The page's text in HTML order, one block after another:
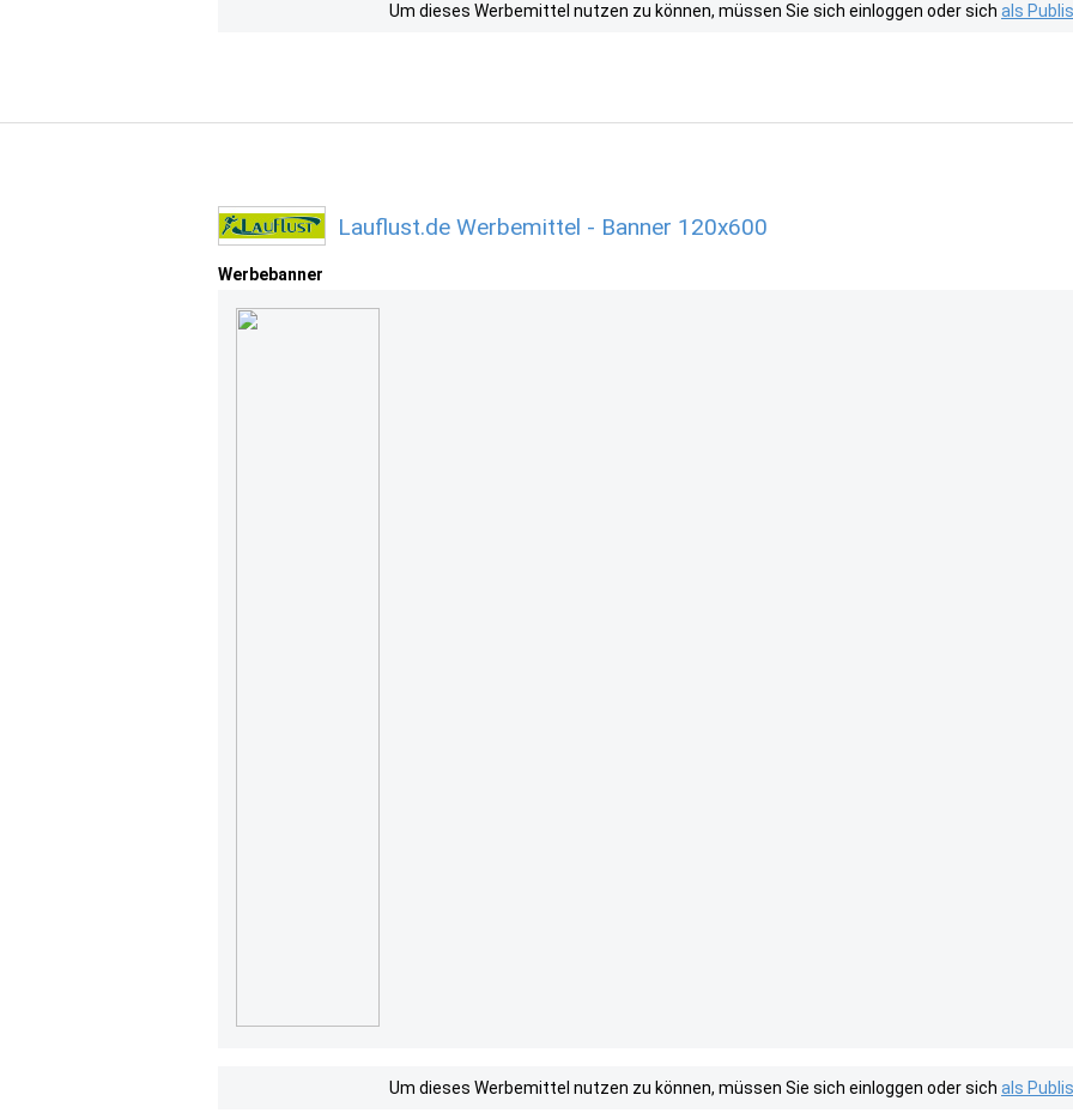
Um dieses Werbemittel nutzen zu können, müssen Sie sich einloggen oder sich als
Lauflust.de Werbemittel - Banner 120x600
Werbebanner
Um dieses Werbemittel nutzen zu können, müssen Sie sich einloggen oder sich als